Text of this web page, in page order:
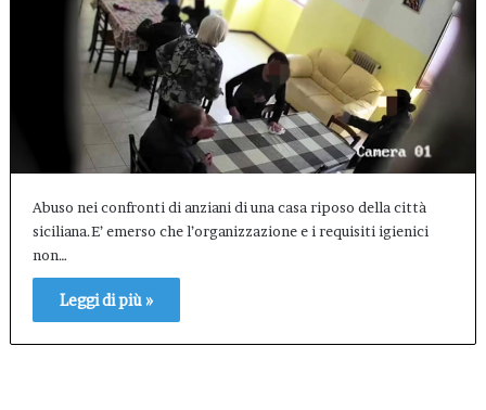
Abuso nei confronti di anziani di una casa riposo della città
siciliana.E’ emerso che l’organizzazione e i requisiti igienici
non…
Leggi di più »